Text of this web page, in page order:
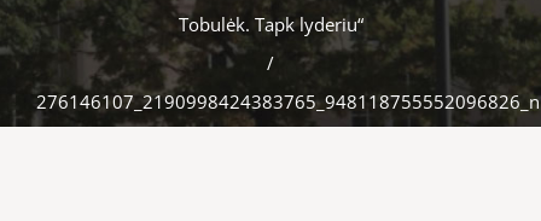
Tobulėk. Tapk lyderiu“
/
276146107_2190998424383765_948118755552096826_n